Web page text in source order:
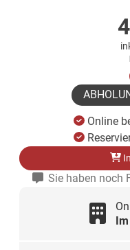
Online
Sie haben noch